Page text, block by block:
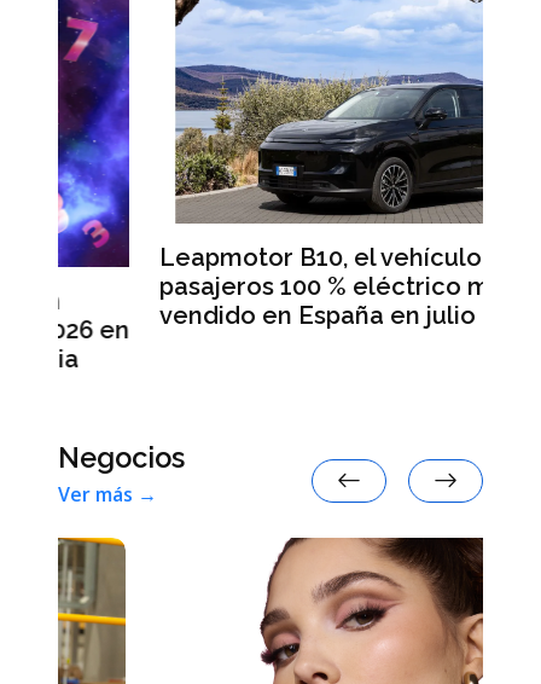
Leapmotor B10, el vehículo para
pasajeros 100 % eléctrico más
vendido en España en julio
Negocios
Ver más →